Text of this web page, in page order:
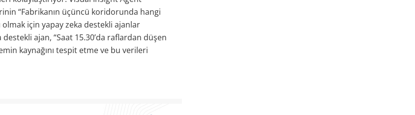
“Fabrikanın üçüncü koridorunda hangi
olmak için yapay zeka destekli ajanlar
ajan, “Saat 15.30’da raflardan düşen
kaynağını tespit etme ve bu verileri